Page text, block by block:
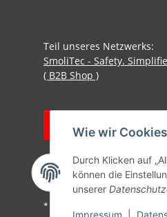
Wie wir
Durch Klicken auf
können die
unserer
Teil unseres Netzwerks:
SmoliTec - Safety.
( B2B Shop )
Vertrag
* Alle Preise inkl. gesetzlicher